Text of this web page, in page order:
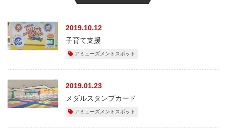
2019.10.12
子育て支援
アミューズメントスポット
2019.01.23
メダルスタンプカード
アミューズメントスポット